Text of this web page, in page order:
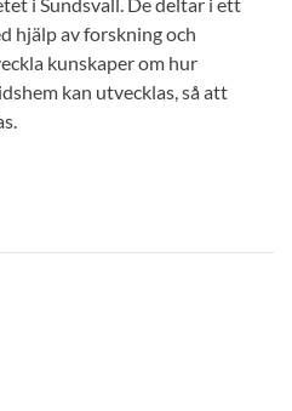
hjälp av forskning och
kunskaper om hur
kan utvecklas, så att